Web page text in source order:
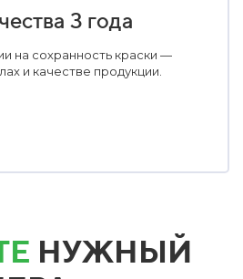
3 года
на сохранность краски —
и качестве продукции.
НУЖНЫЙ